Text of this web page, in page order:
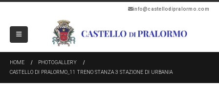
info@castellodipralormo.com
HOME
PHOTOGALLERY
CASTELLO DI PRALORMO_11 TRENO STANZA 3 STAZIONE DI URBANIA